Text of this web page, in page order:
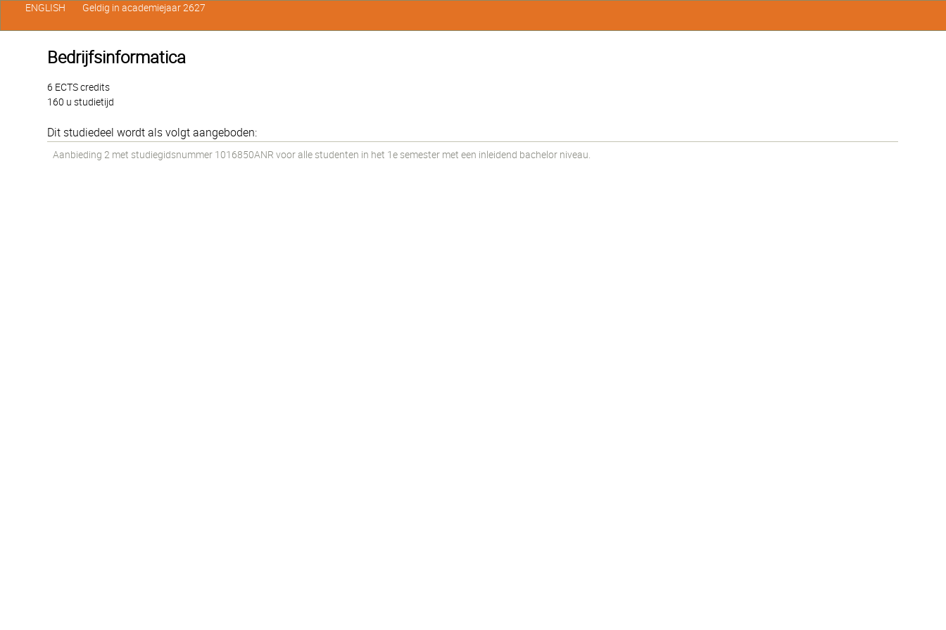
Bedrijfsinformatica
6 ECTS credits
160 u studietijd
Dit studiedeel wordt als volgt aangeboden:
Aanbieding 2 met studiegidsnummer 1016850ANR voor alle studenten in het 1e semester met een inleidend bachelor niveau.
ENGLISH Geldig in academiejaar 2627